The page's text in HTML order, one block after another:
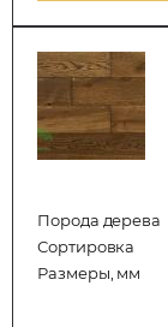
Порода дерева
Сортировка
Размеры, мм